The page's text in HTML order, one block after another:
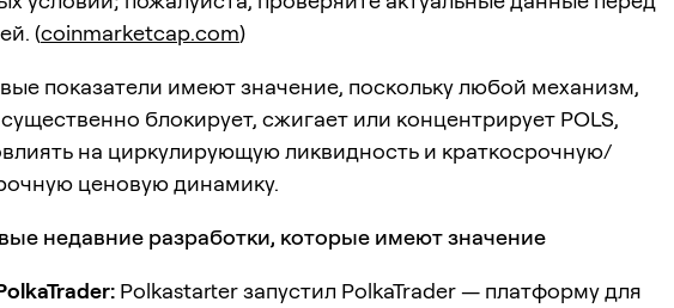
(coinmarketcap.com)
показатели имеют значение, поскольку любой механизм,
блокирует, сжигает или концентрирует POLS,
на циркулирующую ликвидность и краткосрочную/
ценовую динамику.
недавние разработки, которые имеют значение
Polkastarter запустил PolkaTrader — платформу для